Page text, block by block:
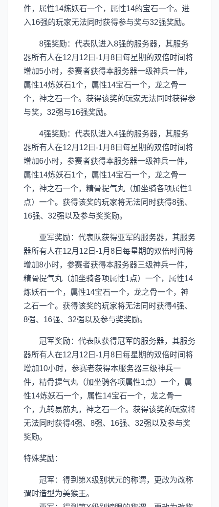
件，属性14炼妖石一个，属性14的宝石一个。进
入16强的玩家无法同时获得参与奖与32强奖励。
8强奖励：代表队进入8强的服务器，其服务
器所有人在12月12日-1月8日每星期的双倍时间将
增加5小时，参赛者获得本服务器一级神兵一件，
属性14炼妖石1个，属性14宝石一个，龙之骨一
个，神之石一个。获得该奖的玩家无法同时获得参
与奖，32强与16强奖励。
4强奖励：代表队进入4强的服务器，其服务
器所有人在12月12日-1月8日每星期的双倍时间将
增加6小时，参赛者获得本服务器一级神兵一件，
属性14炼妖石1个，属性14宝石一个，龙之骨一
个，神之石一个，精骨提气丸（加坐骑各项属性1
点）一个。获得该奖的玩家将无法同时获得8强、
16强、32强以及参与奖奖励。
亚军奖励：代表队获得亚军的服务器，其服务
器所有人在12月12日-1月8日每星期的双倍时间将
增加8小时，参赛者获得本服务器三级神兵一件，
精骨提气丸（加坐骑各项属性1点）一个，属性14
炼妖石一个，属性14宝石一个，龙之骨一个，神
之石一个。获得该奖的玩家将无法同时获得4强、
8强、16强、32强以及参与奖奖励。
冠军奖励：代表队获得冠军的服务器，其服务
器所有人在12月12日-1月8日每星期的双倍时间将
增加10小时，参赛者获得本服务器三级神兵一
件，精骨提气丸（加坐骑各项属性1点）一个，属
性14炼妖石一个，属性14宝石一个，龙之骨一
个，九转易筋丸，神之石一个。获得该奖的玩家将
无法同时获得4强、8强、16强、32强以及参与奖
奖励。
特殊奖励：
冠军：得到第X级别状元的称谓，更改为改称
谓时造型为美猴王。